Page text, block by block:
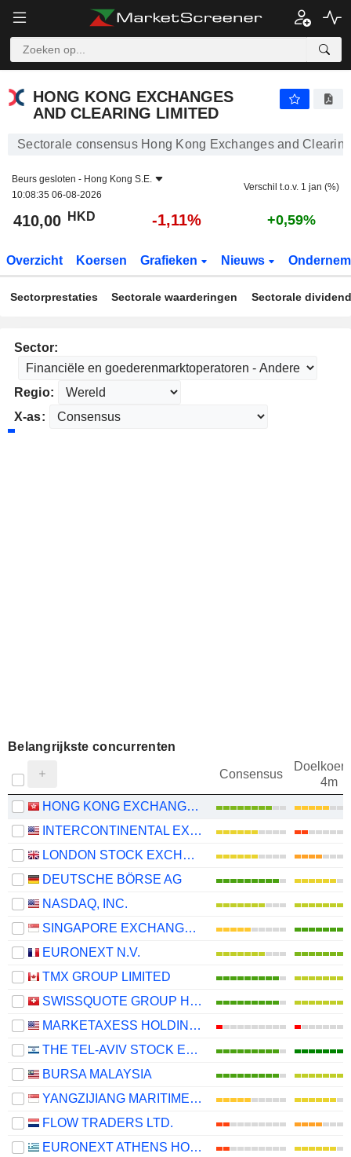
HONG KONG EXCHANGES
AND CLEARING LIMITED
Sectorale consensus Hong Kong Exchanges and
Beurs gesloten - Hong Kong S.E.
10:08:35 06-08-2026
Verschil t.o.v. 1 jan (%)
410,00 HKD -1,11% +0,59%
Overzicht Koersen Grafieken Nieuws
Sectorprestaties Sectorale waarderingen Sectorale
Sector:
Regio:
X-as:
Belangrijkste concurrenten
Consensus
4m
HONG KONG EXCHANGES AND CLEARING LIMITED
INTERCONTINENTAL EXCHANGE, INC.
LONDON STOCK EXCHANGE GROUP PLC
DEUTSCHE BÖRSE AG
NASDAQ, INC.
SINGAPORE EXCHANGE LIMITED
EURONEXT N.V.
TMX GROUP LIMITED
SWISSQUOTE GROUP HOLDING SA
MARKETAXESS HOLDINGS INC.
THE TEL-AVIV STOCK EXCHANGE LTD.
BURSA MALAYSIA
YANGZIJIANG MARITIME DEVELOPMENT LTD.
FLOW TRADERS LTD.
EURONEXT ATHENS HOLDING S.A.